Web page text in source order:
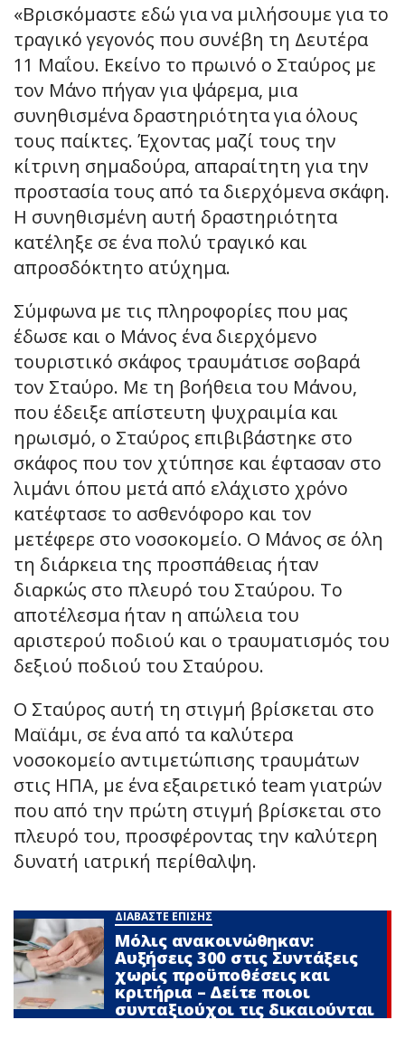
«Βρισκόμαστε εδώ για να μιλήσουμε για το
τραγικό γεγονός που συνέβη τη Δευτέρα
11 Μαΐου. Εκείνο το πρωινό ο Σταύρος με
τον Μάνο πήγαν για ψάρεμα, μια
συνηθισμένα δραστηριότητα για όλους
τους παίκτες. Έχοντας μαζί τους την
κίτρινη σημαδούρα, απαραίτητη για την
προστασία τους από τα διερχόμενα σκάφη.
Η συνηθισμένη αυτή δραστηριότητα
κατέληξε σε ένα πολύ τραγικό και
απροσδόκτητο ατύχημα.
Σύμφωνα με τις πληροφορίες που μας
έδωσε και ο Μάνος ένα διερχόμενο
τουριστικό σκάφος τραυμάτισε σοβαρά
τον Σταύρο. Με τη βοήθεια του Μάνου,
που έδειξε απίστευτη ψυχραιμία και
ηρωισμό, ο Σταύρος επιβιβάστηκε στο
σκάφος που τον χτύπησε και έφτασαν στο
λιμάνι όπου μετά από ελάχιστο χρόνο
κατέφτασε το ασθενόφορο και τον
μετέφερε στο νοσοκομείο. Ο Μάνος σε όλη
τη διάρκεια της προσπάθειας ήταν
διαρκώς στο πλευρό του Σταύρου. Το
αποτέλεσμα ήταν η απώλεια του
αριστερού ποδιού και ο τραυματισμός του
δεξιού ποδιού του Σταύρου.
Ο Σταύρος αυτή τη στιγμή βρίσκεται στο
Μαϊάμι, σε ένα από τα καλύτερα
νοσοκομείο αντιμετώπισης τραυμάτων
στις ΗΠΑ, με ένα εξαιρετικό team γιατρών
που από την πρώτη στιγμή βρίσκεται στο
πλευρό του, προσφέροντας την καλύτερη
δυνατή ιατρική περίθαλψη.
ΔΙΑΒΑΣΤΕ ΕΠΙΣΗΣ
Μόλις ανακοινώθηκαν:
Αυξήσεις 300 στις Συντάξεις
χωρίς προϋποθέσεις και
κριτήρια – Δείτε ποιοι
συνταξιούχοι τις δικαιούνται